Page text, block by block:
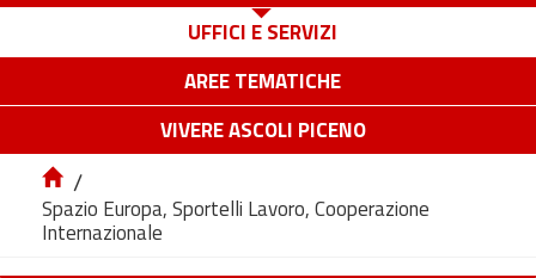
UFFICI E SERVIZI
AREE TEMATICHE
VIVERE ASCOLI PICENO
/
Spazio Europa, Sportelli Lavoro, Cooperazione
Internazionale